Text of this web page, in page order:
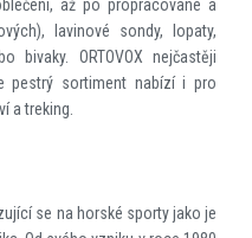
až po propracované a
lavinové sondy, lopaty,
bivaky. ORTOVOX nejčastěji
pestrý sortiment nabízí i pro
a treking.
se na horské sporty jako je